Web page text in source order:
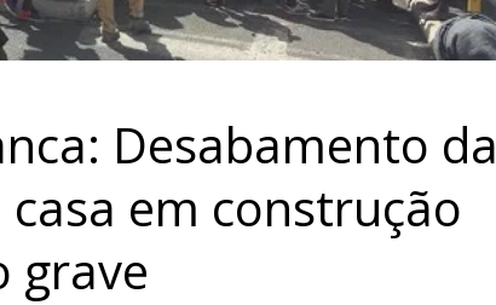
Desabamento da
em construção
grave